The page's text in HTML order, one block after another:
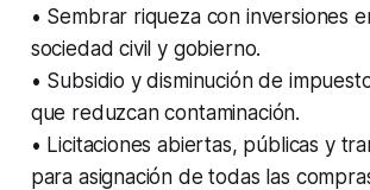
• Sembrar riqueza con inversiones
sociedad civil y gobierno.
• Subsidio y disminución de
que reduzcan contaminación.
• Licitaciones abiertas, públicas y
para asignación de todas las